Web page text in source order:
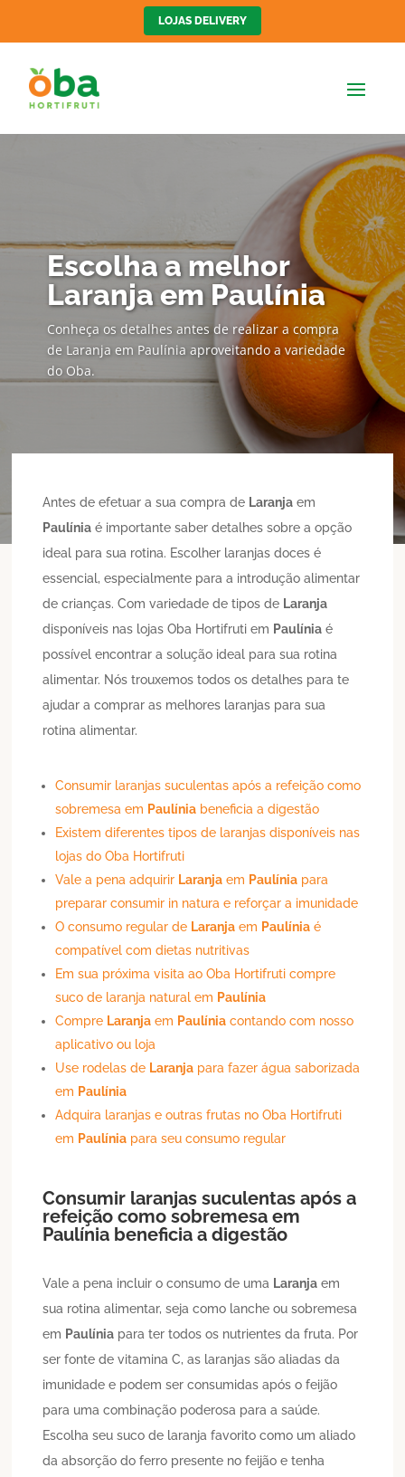
LOJAS DELIVERY
Escolha a melhor
Laranja em Paulínia
Conheça os detalhes antes de realizar a compra
de Laranja em Paulínia aproveitando a variedade
do Oba.
Antes de efetuar a sua compra de Laranja em
Paulínia é importante saber detalhes sobre a opção
ideal para sua rotina. Escolher laranjas doces é
essencial, especialmente para a introdução alimentar
de crianças. Com variedade de tipos de Laranja
disponíveis nas lojas Oba Hortifruti em Paulínia é
possível encontrar a solução ideal para sua rotina
alimentar. Nós trouxemos todos os detalhes para te
ajudar a comprar as melhores laranjas para sua
rotina alimentar.
Consumir laranjas suculentas após a refeição como
sobremesa em Paulínia beneficia a digestão
Existem diferentes tipos de laranjas disponíveis nas
lojas do Oba Hortifruti
Vale a pena adquirir Laranja em Paulínia para
preparar consumir in natura e reforçar a imunidade
O consumo regular de Laranja em Paulínia é
compatível com dietas nutritivas
Em sua próxima visita ao Oba Hortifruti compre
suco de laranja natural em Paulínia
Compre Laranja em Paulínia contando com nosso
aplicativo ou loja
Use rodelas de Laranja para fazer água saborizada
em Paulínia
Adquira laranjas e outras frutas no Oba Hortifruti
em Paulínia para seu consumo regular
Consumir laranjas suculentas após a
refeição como sobremesa em
Paulínia beneficia a digestão
Vale a pena incluir o consumo de uma Laranja em
sua rotina alimentar, seja como lanche ou sobremesa
em Paulínia para ter todos os nutrientes da fruta. Por
ser fonte de vitamina C, as laranjas são aliadas da
imunidade e podem ser consumidas após o feijão
para uma combinação poderosa para a saúde.
Escolha seu suco de laranja favorito como um aliado
da absorção do ferro presente no feijão e tenha